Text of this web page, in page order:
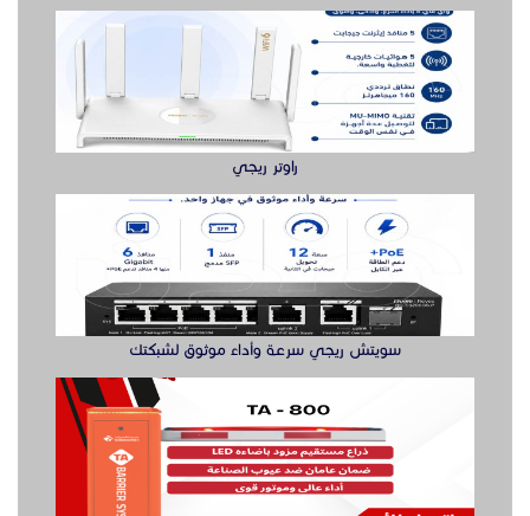
صباب مباشر قهوجي جدة
مباشرين و صبابين
صبابين وقهوجيين
رقم قهوجيين
صباب مباشر قهوجي جدة
صبابين وقهوجيين
رقم قهوجيين
مباشرين ومباشرات قهوه
صبابين
صبابين قهوه
مباشر قهوه
مباشرة قهوه
سويتش ريجي سرعة وأداء موثوق لشبكتك
بوابه مواقف السيارات بوابة دخول وخروج
صيانة التلفزيةن والصوتيات